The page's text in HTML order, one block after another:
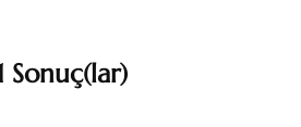
Sonuç(lar)